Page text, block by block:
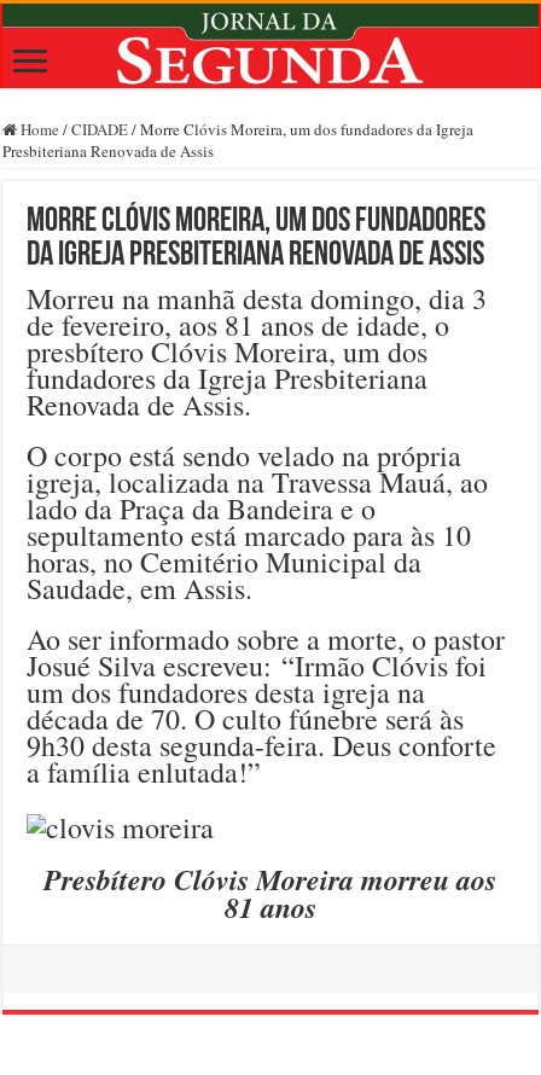
Home /CIDADE/Morre Clóvis Moreira, um dos fundadores da Igreja
Presbiteriana Renovada de Assis
Morre Clóvis Moreira, um dos fundadores
da Igreja Presbiteriana Renovada de Assis
Morreu na manhã desta domingo, dia 3
de fevereiro, aos 81 anos de idade, o
presbítero Clóvis Moreira, um dos
fundadores da Igreja Presbiteriana
Renovada de Assis.
O corpo está sendo velado na própria
igreja, localizada na Travessa Mauá, ao
lado da Praça da Bandeira e o
sepultamento está marcado para às 10
horas, no Cemitério Municipal da
Saudade, em Assis.
Ao ser informado sobre a morte, o pastor
Josué Silva escreveu: “Irmão Clóvis foi
um dos fundadores desta igreja na
década de 70. O culto fúnebre será às
9h30 desta segunda-feira. Deus conforte
a família enlutada!”
Presbítero Clóvis Moreira morreu aos
81 anos